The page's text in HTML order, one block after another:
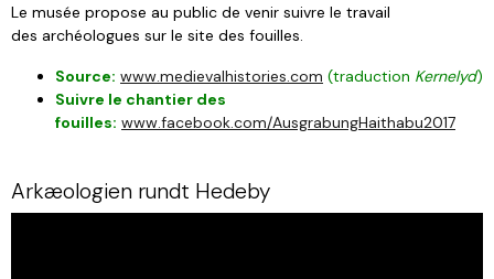
Le musée propose au public de venir suivre le travail
des archéologues sur le site des fouilles.
Source: www.medievalhistories.com (traduction Kernelyd)
Suivre le chantier des
fouilles: www.facebook.com/AusgrabungHaithabu2017
Arkæologien rundt Hedeby